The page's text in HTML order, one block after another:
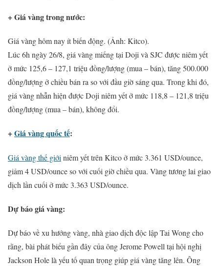
+ Giá vàng trong nước:
Giá vàng hôm nay ít biến động. (Ảnh: Kitco).
Lúc 6h ngày 26/8, giá vàng miếng tại Doji và SJC được niêm yết
ở mức 125,6 – 127,1 triệu đồng/lượng (mua – bán), tăng 500.000
đồng/lượng ở chiều bán ra so với đầu giờ sáng qua. Trong khi đó,
giá vàng nhẫn hiện được Doji niêm yết ở mức 118,8 – 121,8 triệu
đồng/lượng (mua – bán), không đổi.
+Giá vàng quốc tế:
Giá vàng thế giới niêm yết trên Kitco ở mức 3.361 USD/ounce,
giảm 4 USD/ounce so với cuối giờ chiều qua. Vàng tương lai giao
dịch lần cuối ở mức 3.363 USD/ounce.
Dự báo giá vàng:
Dự báo về xu hướng vàng, nhà giao dịch độc lập Tai Wong cho
rằng, bài phát biểu gần đây của ông Jerome Powell tại hội nghị
Jackson Hole là yếu tố quan trọng giúp giá vàng tăng lên. Ông